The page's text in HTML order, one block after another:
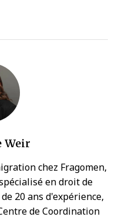
Weir
chez Fragomen,
en droit de
20 ans d'expérience,
de Coordination